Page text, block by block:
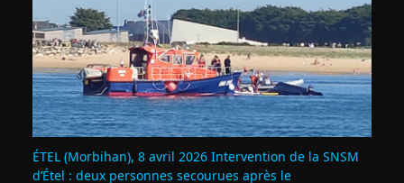
ÉTEL (Morbihan), 8 avril 2026 Intervention de la SNSM
d’Étel : deux personnes secourues après le